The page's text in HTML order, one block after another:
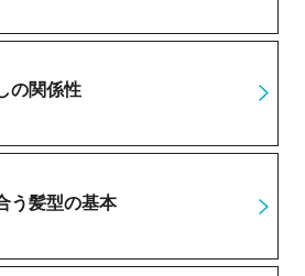
の関係性
う髪型の基本